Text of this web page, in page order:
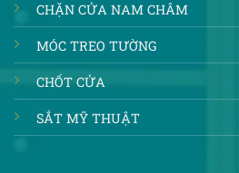
CHẶN CỬA NAM CHÂM
MÓC TREO TƯỜNG
CHỐT CỬA
SẮT MỸ THUẬT